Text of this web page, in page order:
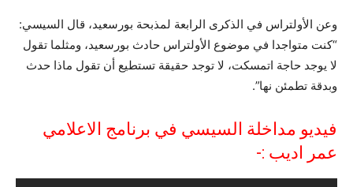
وعن الأولتراس في الذكرى الرابعة لمذبحة بورسعيد، قال السيسي:
“كنت متواجدا في موضوع الأولتراس حادث بورسعيد، ومثلما تقول
لا يوجد حاجة اتمسكت، لا توجد حقيقة تستطيع أن تقول ماذا حدث
وبدقة تطمئن نها”.
فيديو مداخلة السيسي في برنامج الاعلامي
عمر اديب :-